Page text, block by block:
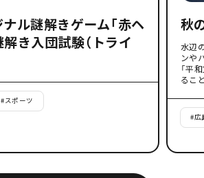
ル謎解きゲーム「赤ヘ
き入団試験（トライ
#スポーツ
秋
水辺
ンや
「平
るこ
#広